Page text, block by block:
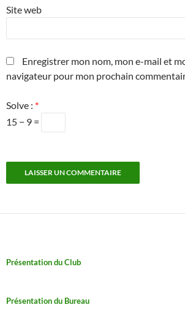
Site web
Enregistrer mon nom, mon e-mail et
navigateur pour mon prochain
Solve : *
15 − 9 =
Présentation du Club
Présentation du Bureau